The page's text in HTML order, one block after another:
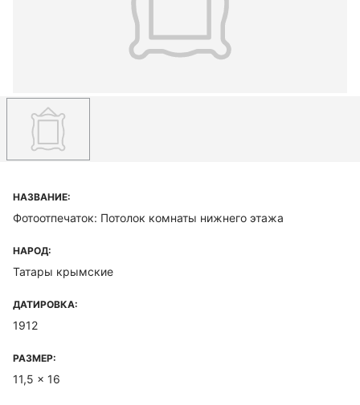
НАЗВАНИЕ:
Фотоотпечаток: Потолок комнаты нижнего этажа
НАРОД:
Татары крымские
ДАТИРОВКА:
1912
РАЗМЕР:
11,5 x 16